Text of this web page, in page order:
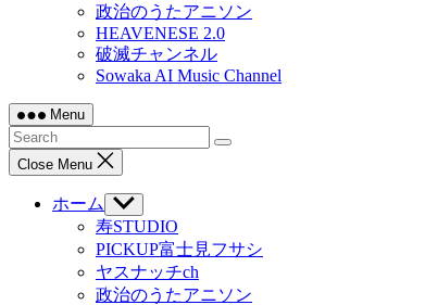
政治のうたアニソン
HEAVENESE 2.0
破滅チャンネル
Sowaka AI Music Channel
Menu
Close Menu
ホーム
Show
sub
menu
寿STUDIO
PICKUP富士見フサシ
ヤスナッチch
政治のうたアニソン